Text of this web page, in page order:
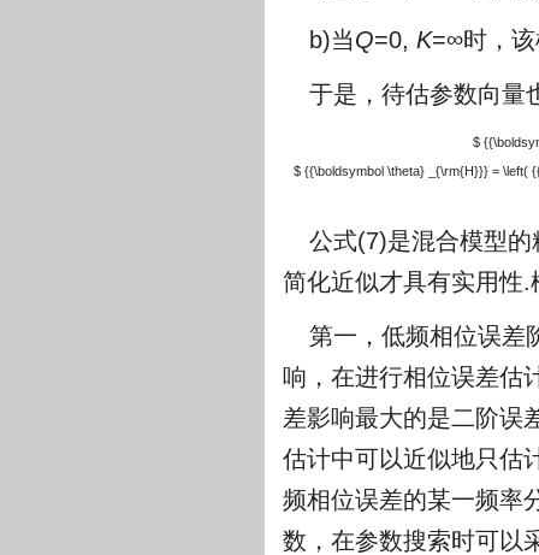
b)当Q=0, K=∞时，
于是，待估参数向量
$
$ {{\boldsymbol \theta} _{\rm{H}}} = \left(
公式(7)是混合模型
简化近似才具有实用性
第一，低频相位误差
响，在进行相位误差估
差影响最大的是二阶误
估计中可以近似地只估
频相位误差的某一频率
数，在参数搜索时可以